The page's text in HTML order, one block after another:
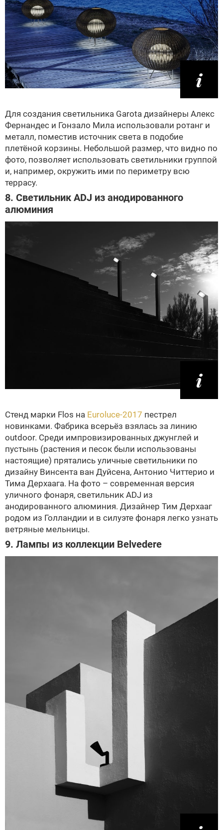
Для создания светильника Garota дизайнеры Алекс
Фернандес и Гонзало Мила использовали ротанг и
металл, поместив источник света в подобие
плетёной корзины. Небольшой размер, что видно по
фото, позволяет использовать светильники группой
и, например, окружить ими по периметру всю
террасу.
8. Светильник ADJ из анодированного
алюминия
Стенд марки Flos на Euroluce-2017 пестрел
новинками. Фабрика всерьёз взялась за линию
outdoor. Среди импровизированных джунглей и
пустынь (растения и песок были использованы
настоящие) прятались уличные светильники по
дизайну Винсента ван Дуйсена, Антонио Читтерио и
Тима Дерхаага. На фото – современная версия
уличного фонаря, светильник ADJ из
анодированного алюминия. Дизайнер Тим Дерхааг
родом из Голландии и в силуэте фонаря легко узнать
ветряные мельницы.
9. Лампы из коллекции Belvedere